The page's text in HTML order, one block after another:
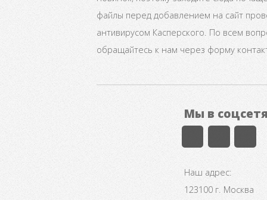
файлы перед добавлением на сайт
антивирусом Касперского. По всем
обращайтесь к нам через форму
Мы в
Наш адрес:
123100 г. Москва